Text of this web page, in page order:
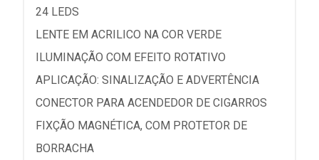
24 LEDS
LENTE EM ACRILICO NA COR VERDE
ILUMINAÇÃO COM EFEITO ROTATIVO
APLICAÇÃO: SINALIZAÇÃO E ADVERTÊNCIA
CONECTOR PARA ACENDEDOR DE CIGARROS
FIXÇÃO MAGNÉTICA, COM PROTETOR DE
BORRACHA